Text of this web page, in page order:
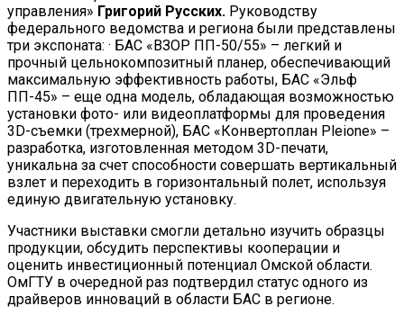
управления» Григорий Русских. Руководству
федерального ведомства и региона были представлены
три экспоната: · БАС «ВЗОР ПП-50/55» – легкий и
прочный цельнокомпозитный планер, обеспечивающий
максимальную эффективность работы, БАС «Эльф
ПП-45» – еще одна модель, обладающая возможностью
установки фото- или видеоплатформы для проведения
3D-съемки (трехмерной), БАС «Конвертоплан Pleione» –
разработка, изготовленная методом 3D-печати,
уникальна за счет способности совершать вертикальный
взлет и переходить в горизонтальный полет, используя
единую двигательную установку.
Участники выставки смогли детально изучить образцы
продукции, обсудить перспективы кооперации и
оценить инвестиционный потенциал Омской области.
ОмГТУ в очередной раз подтвердил статус одного из
драйверов инноваций в области БАС в регионе.